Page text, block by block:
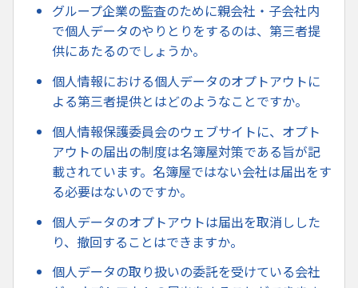
グループ企業の監査のために親会社・子会社内
で個人データのやりとりをするのは、第三者提
供にあたるのでしょうか。
個人情報における個人データのオプトアウトに
よる第三者提供とはどのようなことですか。
個人情報保護委員会のウェブサイトに、オプト
アウトの届出の制度は名簿屋対策である旨が記
載されています。名簿屋ではない会社は届出をす
る必要はないのですか。
個人データのオプトアウトは届出を取消しした
り、撤回することはできますか。
個人データの取り扱いの委託を受けている会社